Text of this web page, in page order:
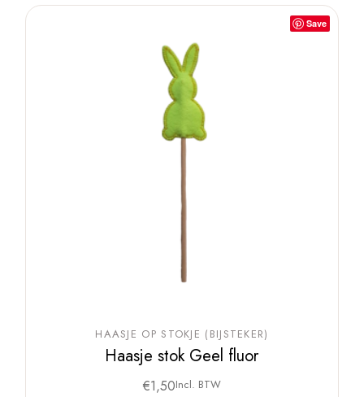
Save
HAASJE OP STOKJE (BIJSTEKER)
Haasje stok Geel fluor
€1,50Incl. BTW